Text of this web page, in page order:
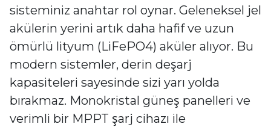
sisteminiz anahtar rol oynar. Geleneksel jel
akülerin yerini artık daha hafif ve uzun
ömürlü lityum (LiFePO4) aküler alıyor. Bu
modern sistemler, derin deşarj
kapasiteleri sayesinde sizi yarı yolda
bırakmaz. Monokristal güneş panelleri ve
verimli bir MPPT şarj cihazı ile